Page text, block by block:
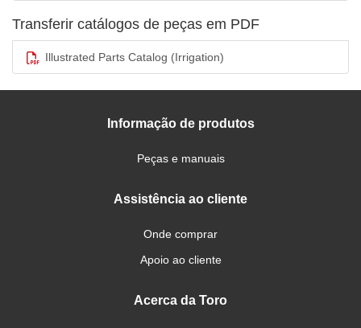
Transferir catálogos de peças em PDF
Illustrated Parts Catalog (Irrigation)
Informação de produtos
Peças e manuais
Assistência ao cliente
Onde comprar
Apoio ao cliente
Acerca da Toro